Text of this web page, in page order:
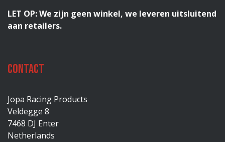
LET OP: We zijn geen winkel, we leveren uitsluitend
aan retailers.
Contact
Jopa Racing Products
Veldegge 8
7468 DJ Enter
Netherlands